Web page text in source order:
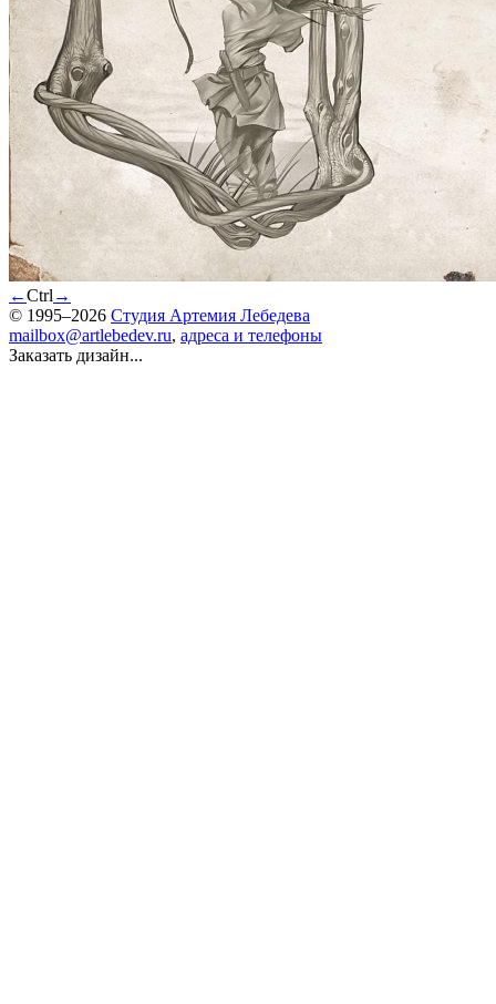
←Ctrl →
© 1995–2026 Студия Артемия Лебедева
mailbox@artlebedev.ru, адреса и телефоны
Заказать дизайн...